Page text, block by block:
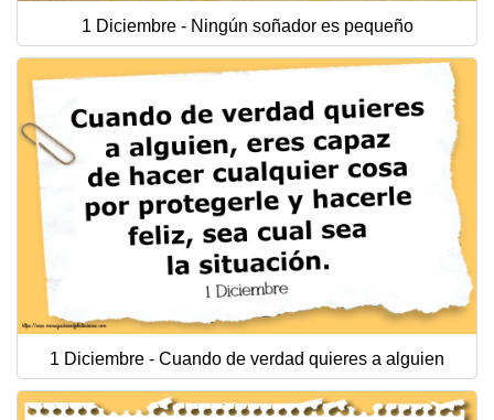
1 Diciembre - Ningún soñador es pequeño
1 Diciembre - Cuando de verdad quieres a alguien